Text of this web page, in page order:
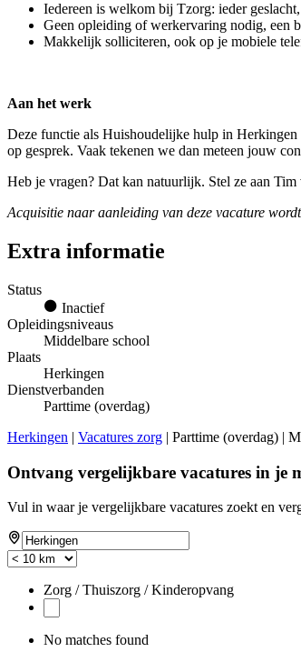
Iedereen is welkom bij Tzorg: ieder
Geen opleiding of werkervaring nodig, een
Makkelijk solliciteren, ook op je mobiele
Aan het werk
Deze functie als Huishoudelijke hulp in
op gesprek. Vaak tekenen we dan meteen jouw
Heb je vragen? Dat kan natuurlijk. Stel ze aan
Acquisitie naar aanleiding van deze vacature
Extra informatie
Status
Inactief
Opleidingsniveaus
Middelbare school
Plaats
Herkingen
Dienstverbanden
Parttime (overdag)
Herkingen | Vacatures zorg | Parttime (overdag) |
Ontvang vergelijkbare vacatures in je
Vul in waar je vergelijkbare vacatures zoekt en
Zorg / Thuiszorg / Kinderopvang
No matches found